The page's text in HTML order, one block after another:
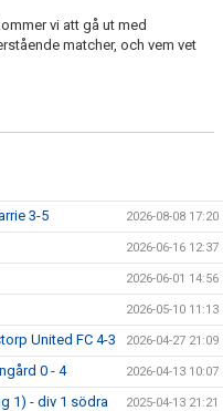
vi att gå ut med
matcher, och vem vet
3-5 2026-08-08 17:20
2026-06-16 12:37
2026-06-01 14:56
2026-05-10 11:13
United FC 4-3 2026-04-27 21:09
0 - 4 2026-04-13 10:07
1) - div 1 södra 2025-04-13 21:21